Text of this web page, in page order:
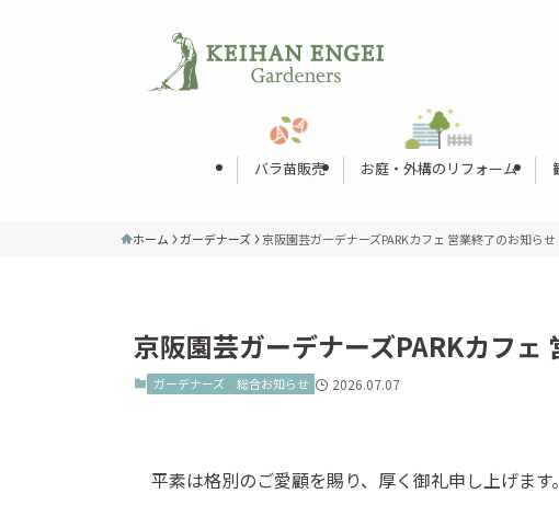
バラ苗販売 お庭・外構のリフォーム
ホーム ガーデナーズ 京阪園芸ガーデナーズPARKカフェ 営業終了のお知らせ
京阪園芸ガーデナーズPARKカフェ
ガーデナーズ 総合お知らせ 2026.07.07
平素は格別のご愛顧を賜り、厚く御礼申し上げます。